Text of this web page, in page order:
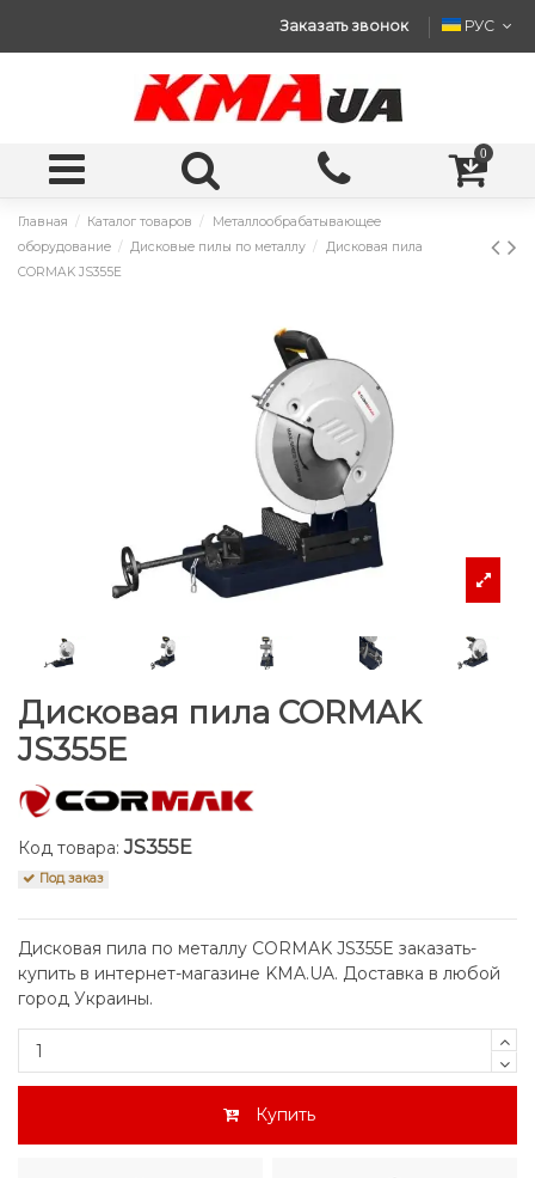
Заказать звонок РУС
0
Главная Каталог товаров
Металлообрабатывающее
оборудование
Дисковые пилы по металлу
Дисковая пила
CORMAK JS355E
Дисковая пила CORMAK
JS355E
Код товара: JS355E
Под заказ
Дисковая пила по металлу CORMAK JS355E заказать-
купить в интернет-магазине KMA.UA. Доставка в любой
город Украины.
Купить